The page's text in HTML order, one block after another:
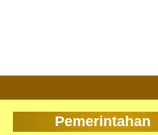
Pemerintahan